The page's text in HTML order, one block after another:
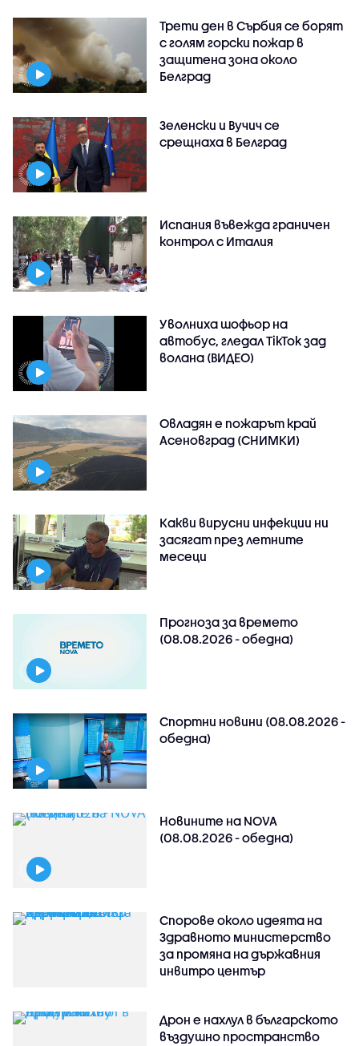
Трети ден в Сърбия се борят
с голям горски пожар в
защитена зона около
Белград
Зеленски и Вучич се
срещнаха в Белград
Испания въвежда граничен
контрол с Италия
Уволниха шофьор на
автобус, гледал TikTok зад
волана (ВИДЕО)
Овладян е пожарът край
Асеновград (СНИМКИ)
Какви вирусни инфекции ни
засягат през летните
месеци
Прогноза за времето
(08.08.2026 - обедна)
Спортни новини (08.08.2026 -
обедна)
Новините на NOVA
(08.08.2026 - обедна)
Спорове около идеята на
Здравното министерство
за промяна на държавния
инвитро център
Дрон е нахлул в българското
въздушно пространство